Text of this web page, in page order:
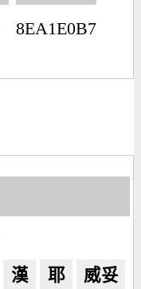
8EA1E0B7
漢 耶 威妥